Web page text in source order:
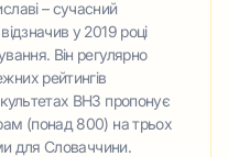
– сучасний
у 2019 році
Він регулярно
рейтингів
ВНЗ пропонує
(понад 800) на трьох
для Словаччини.